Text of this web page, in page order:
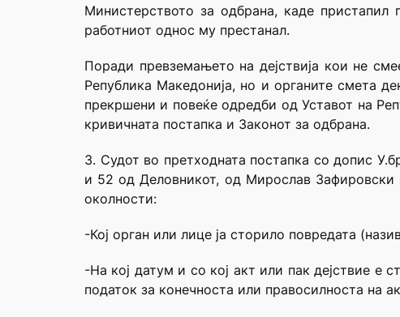
Министерството за одбрана, каде
работниот однос му престанал.
Поради превземањето на дејствија кои не
Република Македонија, но и органите смета
прекршени и повеќе одредби од Уставот на
кривичната постапка и Законот за одбрана.
3. Судот во претходната постапка со допис
и 52 од Деловникот, од Мирослав Зафировски
околности:
-Кој орган или лице ја сторило повредата
-На кој датум и со кој акт или пак дејствие е
податок за конечноста или правосилноста на